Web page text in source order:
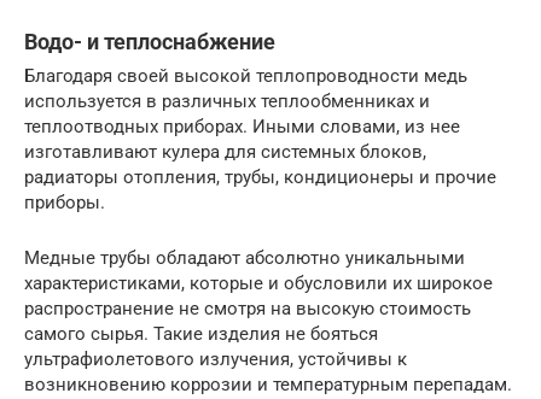
Водо- и теплоснабжение
Благодаря своей высокой теплопроводности медь
используется в различных теплообменниках и
теплоотводных приборах. Иными словами, из нее
изготавливают кулера для системных блоков,
радиаторы отопления, трубы, кондиционеры и прочие
приборы.
Медные трубы обладают абсолютно уникальными
характеристиками, которые и обусловили их широкое
распространение не смотря на высокую стоимость
самого сырья. Такие изделия не бояться
ультрафиолетового излучения, устойчивы к
возникновению коррозии и температурным перепадам.